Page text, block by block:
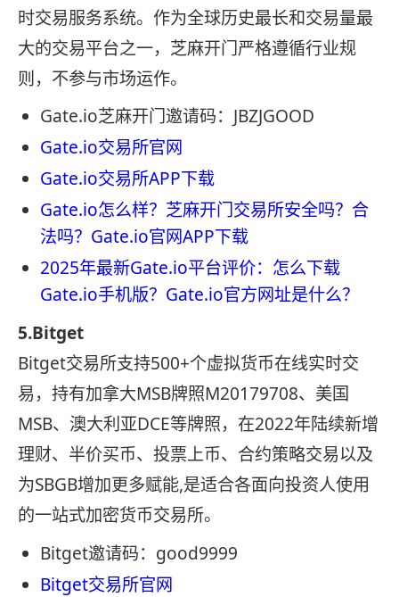
时交易服务系统。作为全球历史最长和交易量最
大的交易平台之一，芝麻开门严格遵循行业规
则，不参与市场运作。
Gate.io芝麻开门邀请码：JBZJGOOD
Gate.io交易所官网
Gate.io交易所APP下载
Gate.io怎么样？芝麻开门交易所安全吗？合
法吗？Gate.io官网APP下载
2025年最新Gate.io平台评价：怎么下载
Gate.io手机版？Gate.io官方网址是什么？
5.Bitget
Bitget交易所支持500+个虚拟货币在线实时交
易，持有加拿大MSB牌照M20179708、美国
MSB、澳大利亚DCE等牌照，在2022年陆续新增
理财、半价买币、投票上币、合约策略交易以及
为SBGB增加更多赋能,是适合各面向投资人使用
的一站式加密货币交易所。
Bitget邀请码：good9999
Bitget交易所官网